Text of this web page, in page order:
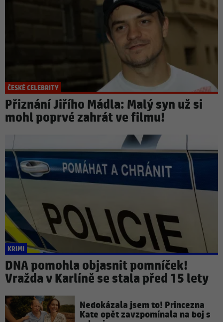
ČESKÉ CELEBRITY
Přiznání Jiřího Mádla: Malý syn už si
mohl poprvé zahrát ve filmu!
KRIMI
DNA pomohla objasnit pomníček!
Vražda v Karlíně se stala před 15 lety
Nedokázala jsem to! Princezna
Kate opět zavzpomínala na boj s